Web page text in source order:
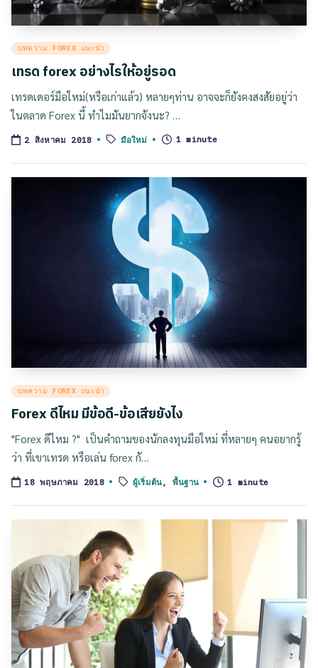
Posted
บทความ FOREX แนะนำ
เทรด forex อย่างไรให้อยู่รอด
เทรดเดอร์มือใหม่(หรือเก่าแล้ว) หลายๆท่าน อาจจะก็ยังคงสงสัยอยู่ว่า
ในตลาด Forex นี้ ทำไมมันยากจังนะ? …
2 สิงหาคม 2018
Tags: มือใหม่ 1 minute
Posted
บทความ FOREX แนะนำ
Forex ดีไหม มีข้อดี-ข้อเสียยังไง
"Forex ดีไหม ?" เป็นคำถามของนักลงทุนมือใหม่ ที่หลายๆ คนอยากรู้
ว่า ที่เขาเทรด หรือเล่น forex กั…
18 พฤษภาคม 2018
Tags: ผู้เริ่มต้น , พื้นฐาน 1 minute